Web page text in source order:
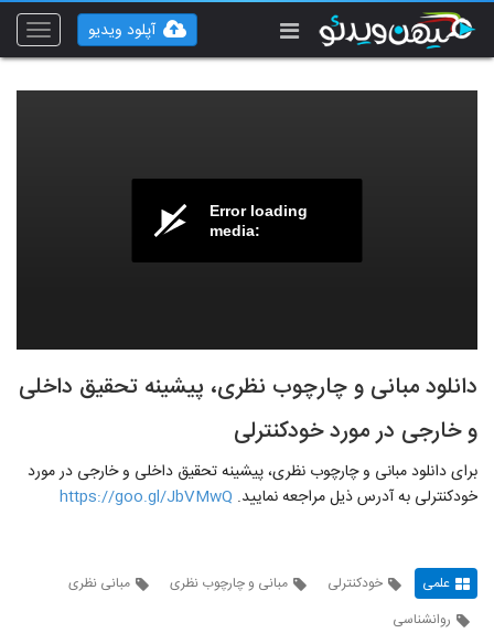
Toggle
آپلود ویدیو
Error loading
media:
دانلود مبانی و چارچوب نظری، پیشینه تحقیق داخلی
و خارجی در مورد خودکنترلی
برای دانلود مبانی و چارچوب نظری، پیشینه تحقیق داخلی و خارجی در مورد
خودکنترلی به آدرس ذیل مراجعه نمایید. https://goo.gl/JbVMwQ
علمی خودکنترلی مبانی و چارچوب نظری
مبانی نظری
روانشناسی